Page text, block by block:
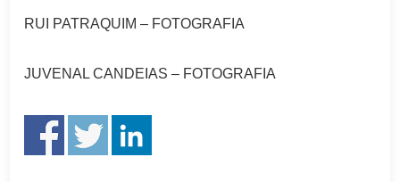
RUI PATRAQUIM – FOTOGRAFIA
JUVENAL CANDEIAS – FOTOGRAFIA